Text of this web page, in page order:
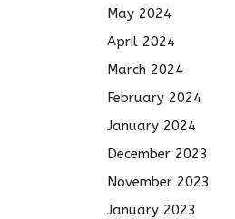
May 2024
April 2024
March 2024
February 2024
January 2024
December 2023
November 2023
January 2023